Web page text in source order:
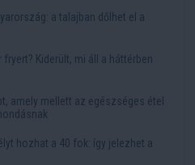
a talajban dőlhet el a
fryert? Kiderült, mi áll a háttérben
amely mellett az egészséges étel
hozhat a 40 fok: így jelezhet a